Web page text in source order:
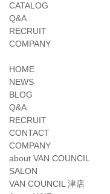
CATALOG
Q&A
RECRUIT
COMPANY
HOME
NEWS
BLOG
Q&A
RECRUIT
CONTACT
COMPANY
about VAN COUNCIL
SALON
VAN COUNCIL 津店